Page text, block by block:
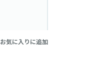
お気に入りに追加